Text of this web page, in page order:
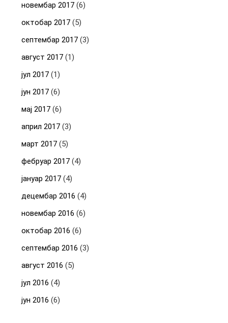
новембар 2017 (6)
октобар 2017 (5)
септембар 2017 (3)
август 2017 (1)
јул 2017 (1)
јун 2017 (6)
мај 2017 (6)
април 2017 (3)
март 2017 (5)
фебруар 2017 (4)
јануар 2017 (4)
децембар 2016 (4)
новембар 2016 (6)
октобар 2016 (6)
септембар 2016 (3)
август 2016 (5)
јул 2016 (4)
јун 2016 (6)